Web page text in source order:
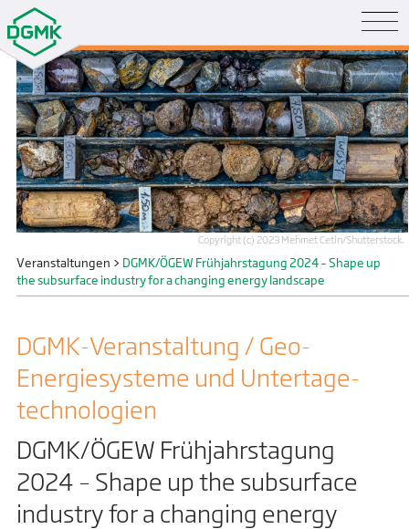
Copyright (c) 2023 Mehmet Cetin/Shutterstock.
Veranstaltungen > DGMK/ÖGEW Frühjahrstagung 2024 – Shape up
the subsurface industry for a changing energy landscape
DGMK-Veranstaltung / Geo-
Energiesysteme und Untertage­
technologien
DGMK/ÖGEW Frühjahrstagung
2024 – Shape up the subsurface
industry for a changing energy